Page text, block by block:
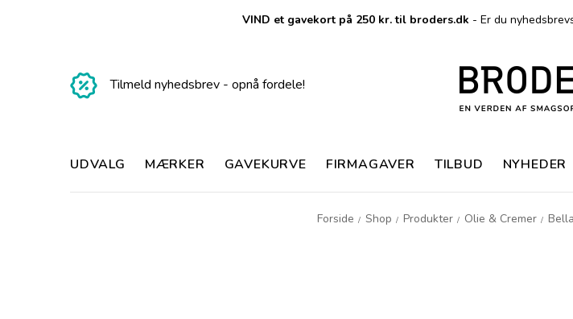
VIND et gavekort på 250 kr. til broders.dk - Er du
Tilmeld nyhedsbrev - opnå fordele!
UDVALG MÆRKER GAVEKURVE FIRMAGAVER TILBUD NYHEDER
Forside / Shop / Produkter / Olie & Cremer /